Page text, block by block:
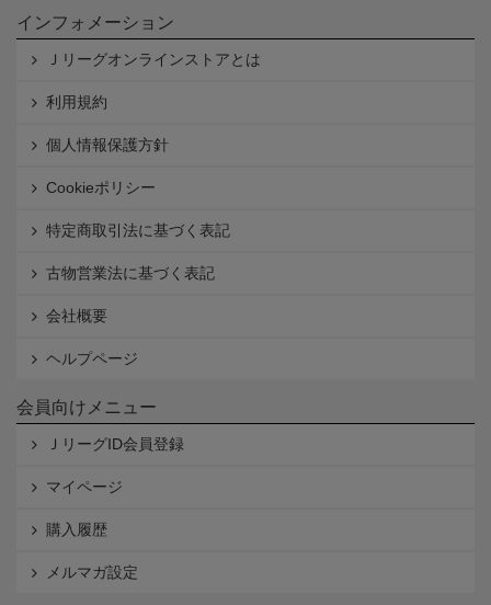
インフォメーション
Ｊリーグオンラインストアとは
利用規約
個人情報保護方針
Cookieポリシー
特定商取引法に基づく表記
古物営業法に基づく表記
会社概要
ヘルプページ
会員向けメニュー
ＪリーグID会員登録
マイページ
購入履歴
メルマガ設定